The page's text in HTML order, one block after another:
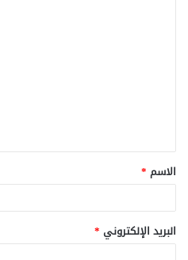
الاسم *
البريد الإلكتروني *